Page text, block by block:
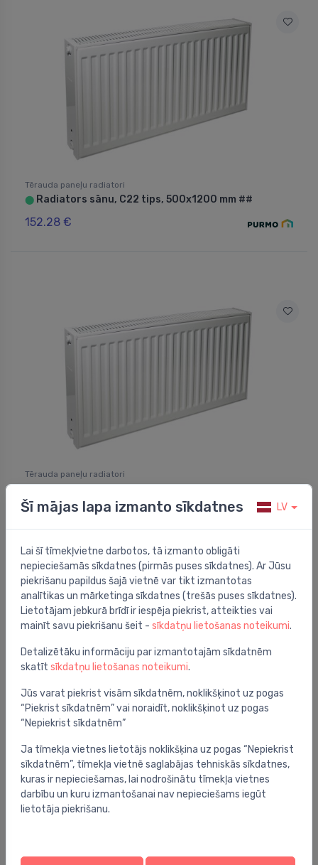
Tērauda paneļu radiatori
⬤ Radiators sānu, C22 tips, 500x1200 mm ##
152.28 €
Tērauda paneļu radiatori
Radiators sānu, C22 tips, 500x600 mm ##
92.64 €
⬤ Radiators sānu, C22 tips, 500x900 mm ##
122.60 €
Šī mājas lapa izmanto sīkdatnes LV
Lai šī tīmekļvietne darbotos, tā izmanto obligāti
nepieciešamās sīkdatnes (pirmās puses sīkdatnes). Ar Jūsu
piekrišanu papildus šajā vietnē var tikt izmantotas
analītikas un mārketinga sīkdatnes (trešās puses sīkdatnes).
Lietotājam jebkurā brīdī ir iespēja piekrist, atteikties vai
mainīt savu piekrišanu šeit - sīkdatņu lietošanas noteikumi.
Detalizētāku informāciju par izmantotajām sīkdatnēm
skatīt sīkdatņu lietošanas noteikumi.
Jūs varat piekrist visām sīkdatnēm, noklikšķinot uz pogas
“Piekrist sīkdatnēm” vai noraidīt, noklikšķinot uz pogas
“Nepiekrist sīkdatnēm”
Ja tīmekļa vietnes lietotājs noklikšķina uz pogas “Nepiekrist
sīkdatnēm”, tīmekļa vietnē saglabājas tehniskās sīkdatnes,
kuras ir nepieciešamas, lai nodrošinātu tīmekļa vietnes
darbību un kuru izmantošanai nav nepieciešams iegūt
lietotāja piekrišanu.